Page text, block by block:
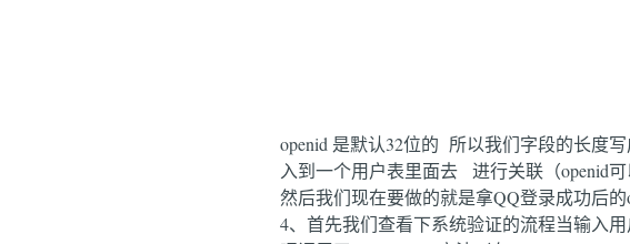
openid 是默认32位的 所以我们字段的长度
入到一个用户表里面去 进行关联（openid可
然后我们现在要做的就是拿QQ登录成功后
4、首先我们查看下系统验证的流程当输入